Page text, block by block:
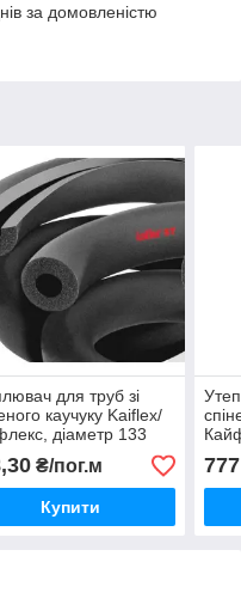
за домовленістю
для труб зі
каучуку Kaiflex/
діаметр 133
19 мм.
₴/пог.м
Купити